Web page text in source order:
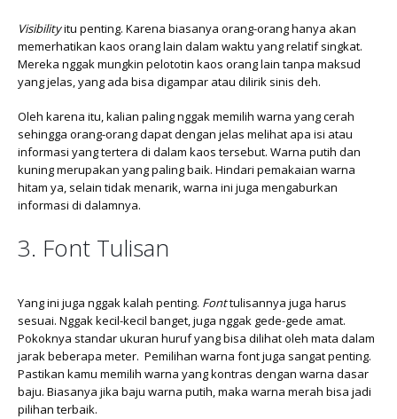
Visibilityitu penting. Karena biasanya orang-orang hanya akan
memerhatikan kaos orang lain dalam waktu yang relatif singkat.
Mereka nggak mungkin pelototin kaos orang lain tanpa maksud
yang jelas, yang ada bisa digampar atau dilirik sinis deh.
Oleh karena itu, kalian paling nggak memilih warna yang cerah
sehingga orang-orang dapat dengan jelas melihat apa isi atau
informasi yang tertera di dalam kaos tersebut. Warna putih dan
kuning merupakan yang paling baik. Hindari pemakaian warna
hitam ya, selain tidak menarik, warna ini juga mengaburkan
informasi di dalamnya.
3. Font Tulisan
Yang ini juga nggak kalah penting. Fonttulisannya juga harus
sesuai. Nggak kecil-kecil banget, juga nggak gede-gede amat.
Pokoknya standar ukuran huruf yang bisa dilihat oleh mata dalam
jarak beberapa meter. Pemilihan warna font juga sangat penting.
Pastikan kamu memilih warna yang kontras dengan warna dasar
baju. Biasanya jika baju warna putih, maka warna merah bisa jadi
pilihan terbaik.